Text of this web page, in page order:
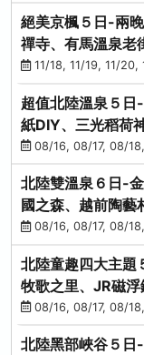
絕美京楓５日-兩
禪寺、有馬溫泉老
11/18, 11/19, 11/20,
超值北陸溫泉５日
紙DIY、三光稻荷
街、下呂溫泉
08/16, 08/17, 08/
北陸雙溫泉６日-
國之森、越前陶藝
幡08/16, 08/17, 08/
北陸童趣四大主題
牧歌之里、JR磁
邊吃08/16, 08/17, 08/
北陸黑部峽谷５日